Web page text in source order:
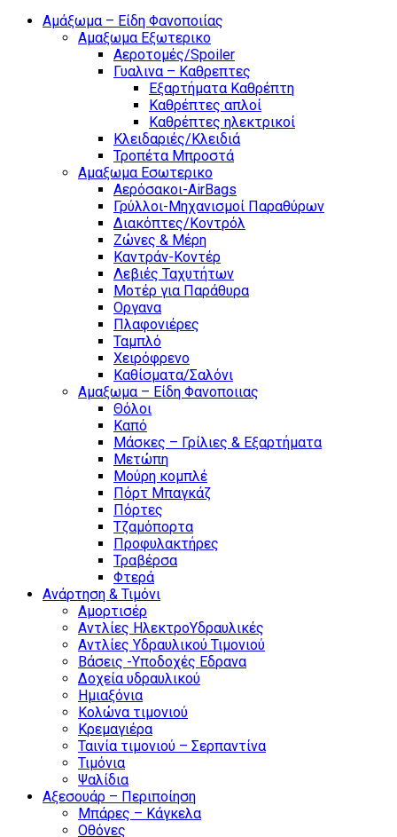
Αμάξωμα – Είδη Φανοποιίας
Αμαξωμα Εξωτερικο
Αεροτομές/Spoiler
Γυαλινα – Καθρεπτες
Εξαρτήματα Καθρέπτη
Καθρέπτες απλοί
Καθρέπτες ηλεκτρικοί
Κλειδαριές/Κλειδιά
Τροπέτα Μπροστά
Αμαξωμα Εσωτερικο
Αερόσακοι-AirBags
Γρύλλοι-Μηχανισμοί Παραθύρων
Διακόπτες/Κοντρόλ
Ζώνες & Μέρη
Καντράν-Κοντέρ
Λεβιές Ταχυτήτων
Μοτέρ για Παράθυρα
Οργανα
Πλαφονιέρες
Ταμπλό
Χειρόφρενο
Καθίσματα/Σαλόνι
Αμαξωμα – Είδη Φανοποιιας
Θόλοι
Καπό
Μάσκες – Γρίλιες & Εξαρτήματα
Μετώπη
Μούρη κομπλέ
Πόρτ Μπαγκάζ
Πόρτες
Τζαμόπορτα
Προφυλακτήρες
Τραβέρσα
Φτερά
Ανάρτηση & Τιμόνι
Αμορτισέρ
Αντλίες ΗλεκτροΥδραυλικές
Αντλίες Υδραυλικού Τιμονιού
Βάσεις -Υποδοχές Εδρανα
Δοχεία υδραυλικού
Ημιαξόνια
Κολώνα τιμονιού
Κρεμαγιέρα
Ταινία τιμονιού – Σερπαντίνα
Τιμόνια
Ψαλίδια
Αξεσουάρ – Περιποίηση
Μπάρες – Κάγκελα
Οθόνες